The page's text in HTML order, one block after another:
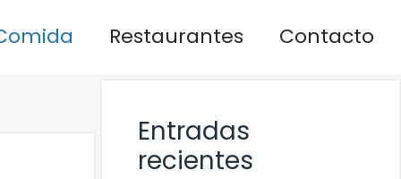
Restaurantes Contacto
Entradas
recientes